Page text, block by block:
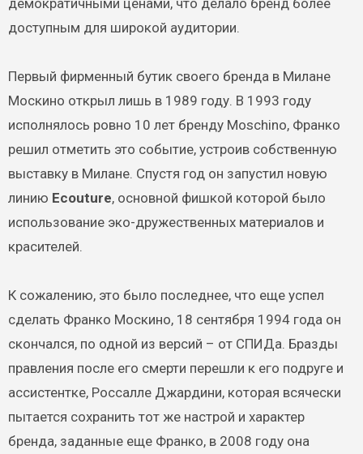
доступным для широкой аудитории.
Первый фирменный бутик своего бренда в Милане
Москино открыл лишь в 1989 году. В 1993 году
исполнялось ровно 10 лет бренду Moschino, Франко
решил отметить это событие, устроив собственную
выставку в Милане. Спустя год он запустил новую
линию Ecouture, основной фишкой которой было
использование эко-дружественных материалов и
красителей.
К сожалению, это было последнее, что еще успел
сделать Франко Москино, 18 сентября 1994 года он
скончался, по одной из версий – от СПИДа. Бразды
правления после его смерти перешли к его подруге и
ассистентке, Россалле Джардини, которая всячески
пытается сохранить тот же настрой и характер
бренда, заданные еще Франко, в 2008 году она